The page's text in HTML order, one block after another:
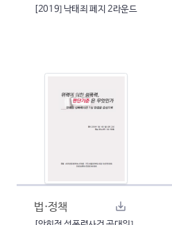
[2019] 낙태죄 폐지 2라운드
법·정책